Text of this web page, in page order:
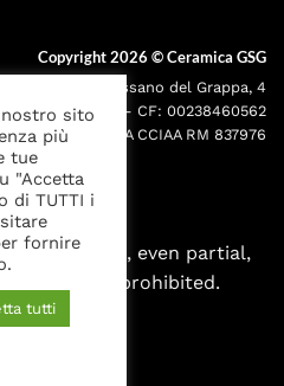
Copyright 2026 ©Ceramica GSG
legale: Via Bassano del Grappa, 4
05095691001 - CF: 00238460562
REA CCIAA RM 837976
reproduction, even partial,
is prohibited.
sito
più
tue
"Accetta
di TUTTI i
fornire
tutti